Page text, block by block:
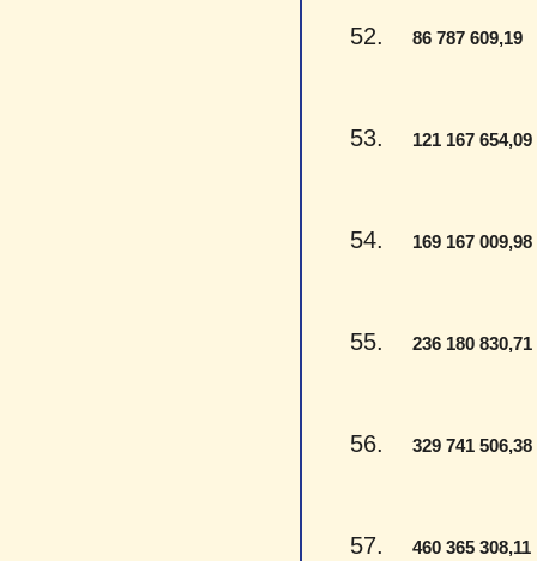
52. 86 787 609,19
53. 121 167 654,09
54. 169 167 009,98
55. 236 180 830,71
56. 329 741 506,38
57. 460 365 308,11